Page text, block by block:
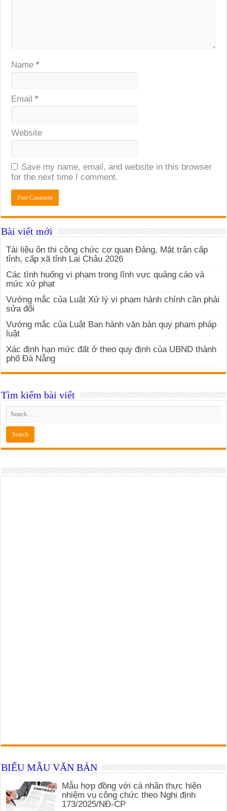
Name*
Email*
Website
Save my name, email, and website in this browser
for the next time I comment.
Bài viết mới
Tài liệu ôn thi công chức cơ quan Đảng, Mặt trận cấp
tỉnh, cấp xã tỉnh Lai Châu 2026
Các tình huống vi phạm trong lĩnh vực quảng cáo và
mức xử phạt
Vướng mắc của Luật Xử lý vi phạm hành chính cần phải
sửa đổi
Vướng mắc của Luật Ban hành văn bản quy phạm pháp
luật
Xác định hạn mức đất ở theo quy định của UBND thành
phố Đà Nẵng
Tìm kiếm bài viết
BIỂU MẪU VĂN BẢN
Mẫu hợp đồng với cá nhân thực hiện
nhiệm vụ công chức theo Nghị định
173/2025/NĐ-CP